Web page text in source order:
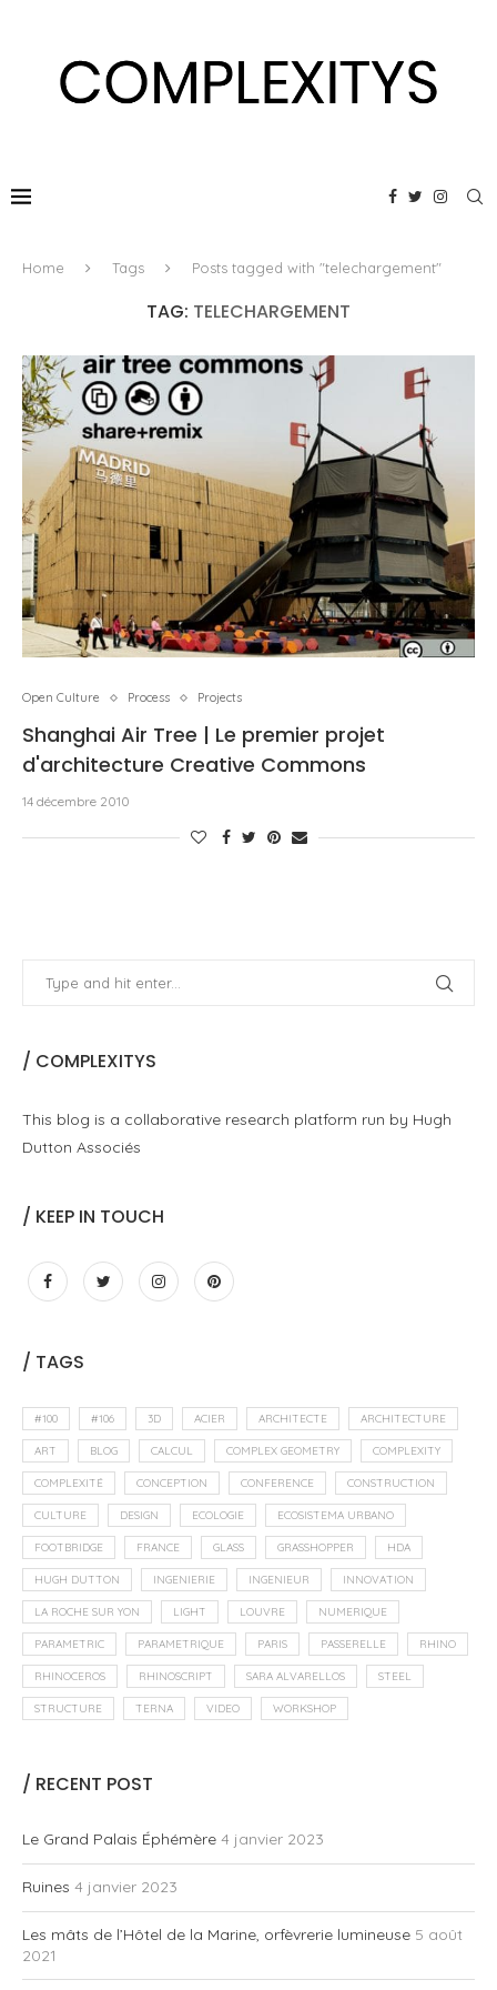
Home Tags Posts tagged with "telechargement"
TAG: TELECHARGEMENT
Open Culture Process Projects
Shanghai Air Tree | Le premier projet
d'architecture Creative Commons
14 décembre 2010
/ COMPLEXITYS
This blog is a collaborative research platform run by Hugh
Dutton Associés
/ KEEP IN TOUCH
/ TAGS
#100 #106 3D ACIER ARCHITECTE ARCHITECTURE
ART BLOG CALCUL COMPLEX GEOMETRY COMPLEXITY
COMPLEXITÉ CONCEPTION CONFERENCE CONSTRUCTION
CULTURE DESIGN ECOLOGIE ECOSISTEMA URBANO
FOOTBRIDGE FRANCE GLASS GRASSHOPPER HDA
HUGH DUTTON INGENIERIE INGENIEUR INNOVATION
LA ROCHE SUR YON LIGHT LOUVRE NUMERIQUE
PARAMETRIC PARAMETRIQUE PARIS PASSERELLE RHINO
RHINOCEROS RHINOSCRIPT SARA ALVARELLOS STEEL
STRUCTURE TERNA VIDEO WORKSHOP
/ RECENT POST
Le Grand Palais Éphémère 4 janvier 2023
Ruines 4 janvier 2023
Les mâts de l’Hôtel de la Marine, orfèvrerie lumineuse 5 août
2021